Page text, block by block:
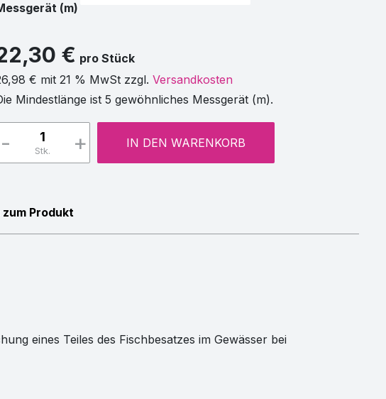
(m)
€ pro Stück
€ mit 21 % MwSt zzgl. Versandkosten
Mindestlänge ist 5 gewöhnliches Messgerät (m).
Stk. +
- IN DEN WARENKORB
zum Produkt
eines Teiles des Fischbesatzes im Gewässer bei